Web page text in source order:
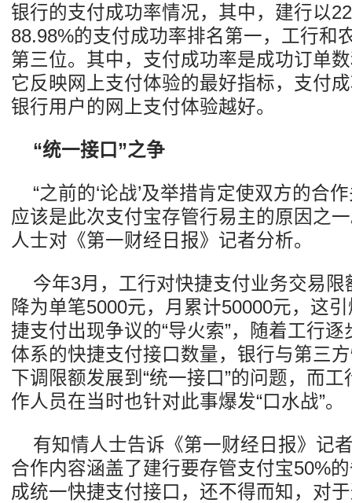
银行的支付成功率情况，其中，建行以
88.98%的支付成功率排名第一，工行和
第三位。其中，支付成功率是成功订单
它反映网上支付体验的最好指标，支付
银行用户的网上支付体验越好。
“统一接口”之争
“之前的‘论战’及举措肯定使双方的合
应该是此次支付宝存管行易主的原因之
人士对《第一财经日报》记者分析。
今年3月，工行对快捷支付业务交易
降为单笔5000元，月累计50000元，这
捷支付出现争议的“导火索”，随着工行
体系的快捷支付接口数量，银行与第三
下调限额发展到“统一接口”的问题，而
作人员在当时也针对此事爆发“口水战”。
有知情人士告诉《第一财经日报》记
合作内容涵盖了建行要存管支付宝50%
成统一快捷支付接口，还不得而知，对